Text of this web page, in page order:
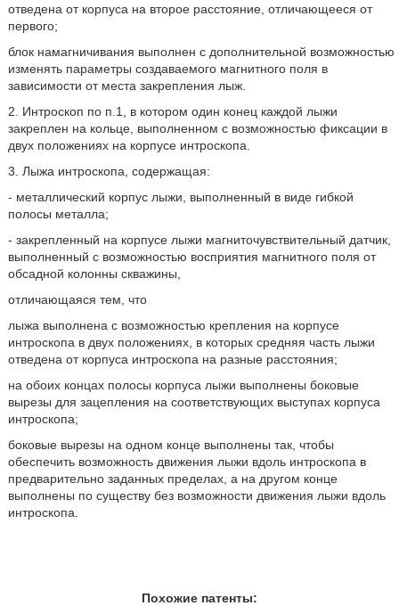
отведена от корпуса на второе расстояние, отличающееся от
первого;
блок намагничивания выполнен с дополнительной возможностью
изменять параметры создаваемого магнитного поля в
зависимости от места закрепления лыж.
2. Интроскоп по п.1, в котором один конец каждой лыжи
закреплен на кольце, выполненном с возможностью фиксации в
двух положениях на корпусе интроскопа.
3. Лыжа интроскопа, содержащая:
- металлический корпус лыжи, выполненный в виде гибкой
полосы металла;
- закрепленный на корпусе лыжи магниточувствительный датчик,
выполненный с возможностью восприятия магнитного поля от
обсадной колонны скважины,
отличающаяся тем, что
лыжа выполнена с возможностью крепления на корпусе
интроскопа в двух положениях, в которых средняя часть лыжи
отведена от корпуса интроскопа на разные расстояния;
на обоих концах полосы корпуса лыжи выполнены боковые
вырезы для зацепления на соответствующих выступах корпуса
интроскопа;
боковые вырезы на одном конце выполнены так, чтобы
обеспечить возможность движения лыжи вдоль интроскопа в
предварительно заданных пределах, а на другом конце
выполнены по существу без возможности движения лыжи вдоль
интроскопа.
Похожие патенты: